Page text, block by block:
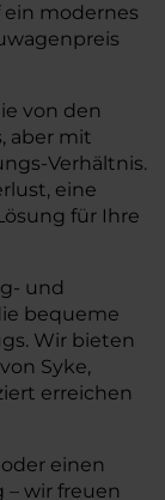
ein modernes
von den
aber mit
Verhältnis.
eine
für Ihre
und
bequeme
Wir bieten
Syke,
erreichen
einen
– wir freuen